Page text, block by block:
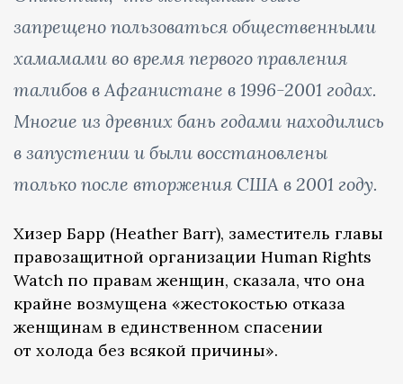
запрещено пользоваться общественными
хамамами во время первого правления
талибов в Афганистане в 1996-2001 годах.
Многие из древних бань годами находились
в запустении и были восстановлены
только после вторжения США в 2001 году.
Хизер Барр (Heather Barr), заместитель главы
правозащитной организации Human Rights
Watch по правам женщин, сказала, что она
крайне возмущена «жестокостью отказа
женщинам в единственном спасении
от холода без всякой причины».